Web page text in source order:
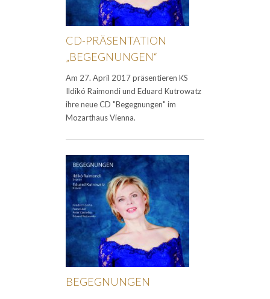
CD-PRÄSENTATION
„BEGEGNUNGEN“
Am 27. April 2017 präsentieren KS
Ildikó Raimondi und Eduard Kutrowatz
ihre neue CD "Begegnungen" im
Mozarthaus Vienna.
BEGEGNUNGEN